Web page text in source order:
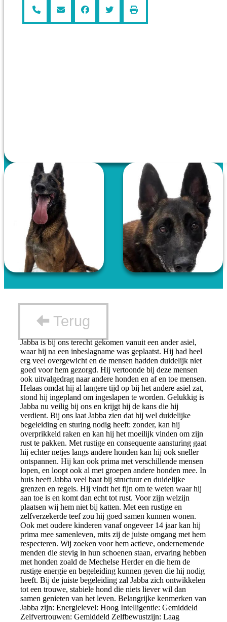
Terug
Jabba is bij ons terecht gekomen vanuit een ander asiel,
waar hij na een inbeslagname was geplaatst. Hij had heel
erg veel overgewicht en de mensen hadden duidelijk niet
goed voor hem gezorgd. Hij vertoonde bij deze mensen
ook uitvalgedrag naar andere honden en af en toe mensen.
Helaas omdat hij al langere tijd op bij het andere asiel zat,
stond hij ingepland om ingeslapen te worden. Gelukkig is
Jabba nu veilig bij ons en krijgt hij de kans die hij
verdient. Bij ons laat Jabba zien dat hij wel duidelijke
begeleiding en sturing nodig heeft: zonder, kan hij
overprikkeld raken en kan hij het moeilijk vinden om zijn
rust te pakken. Met rustige en consequente aansturing gaat
hij echter netjes langs andere honden kan hij ook sneller
ontspannen. Hij kan ook prima met verschillende mensen
lopen, en loopt ook al met groepen andere honden mee. In
huis heeft Jabba veel baat bij structuur en duidelijke
grenzen en regels. Hij vindt het fijn om te weten waar hij
aan toe is en komt dan echt tot rust. Voor zijn welzijn
plaatsen wij hem niet bij katten. Met een rustige en
zelfverzekerde teef zou hij goed samen kunnen wonen.
Ook met oudere kinderen vanaf ongeveer 14 jaar kan hij
prima mee samenleven, mits zij de juiste omgang met hem
respecteren. Wij zoeken voor hem actieve, ondernemende
menden die stevig in hun schoenen staan, ervaring hebben
met honden zoald de Mechelse Herder en die hem de
rustige energie en begeleiding kunnen geven die hij nodig
heeft. Bij de juiste begeleiding zal Jabba zich ontwikkelen
tot een trouwe, stabiele hond die niets liever wil dan
samen genieten van het leven. Belangrijke kenmerken van
Jabba zijn: Energielevel: Hoog Intelligentie: Gemiddeld
Zelfvertrouwen: Gemiddeld Zelfbewustzijn: Laag